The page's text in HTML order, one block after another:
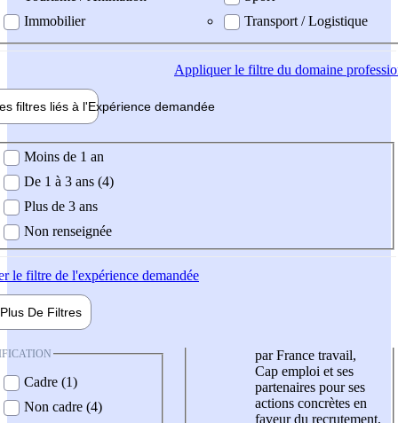
Immobilier
Transport / Logistique
Appliquerle filtre du domaine
filtres liés à l'Expérience demandée
demandée
Moins de 1 an
De 1 à 3 ans (4)
Plus de 3 ans
Non renseignée
le filtre de l'expérience demandée
Plus De Filtres
Cadre (1)
Non cadre (4)
par France travail,
Cap emploi et ses
partenaires pour ses
actions concrètes en
faveur du recrutement,